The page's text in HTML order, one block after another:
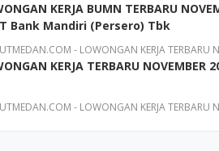
KERJA BUMN TERBARU
Bank Mandiri (Persero) Tbk
- LOWONGAN KERJA
KERJA TERBARU
- LOWONGAN KERJA